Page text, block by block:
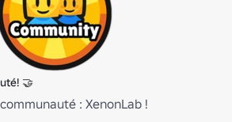
🤝
: XenonLab !